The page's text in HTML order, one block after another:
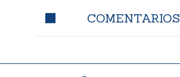
COMENTARIOS